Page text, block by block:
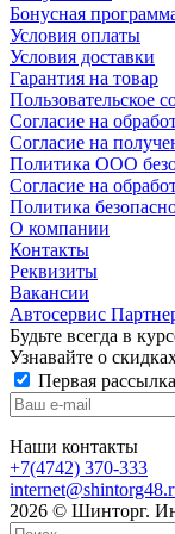
Бонусная
Условия оплаты
Условия доставки
Гарантия на товар
Пользовательское
Согласие на
Согласие на
Политика ООО
Согласие на
Политика
О компании
Контакты
Реквизиты
Вакансии
Автосервис
Будьте всегда в
Узнавайте о
Первая рассылка
Наши контакты
+7(4742) 370-333
2026 © Шинторг.